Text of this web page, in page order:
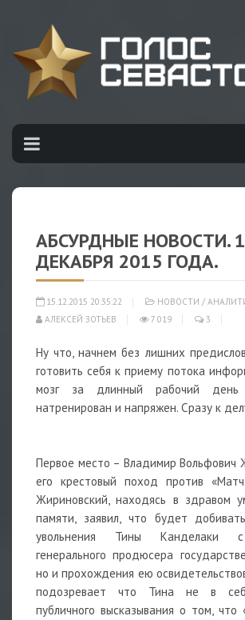
АБСУРДНЫЕ НОВОСТИ.
ДЕКАБРЯ 2015 ГОДА.
15.12.2015 20:35:22 НОВОСТИ /
АЛЕКСЕЙ ЗОТЬЕВ
7 019 3
Ну что, начнем без лишних
готовить себя к приему потока
мозг за длинный рабочий
натренирован и напряжен. Сразу к
Первое место – Владимир Вольфович
его крестовый поход против
Жириновский, находясь в здравом
памяти, заявил, что будет
увольнения Тины Канделаки
генерального продюсера
но и прохождения ею
подозревает что Тина не в
публичного высказывания о том, что